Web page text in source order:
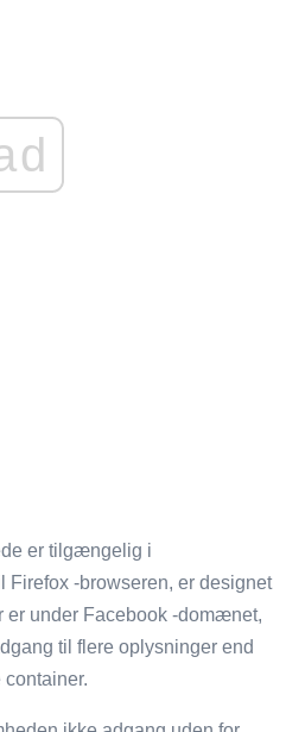
er tilgængelig i
Firefox -browseren, er designet
er under Facebook -domænet,
til flere oplysninger end